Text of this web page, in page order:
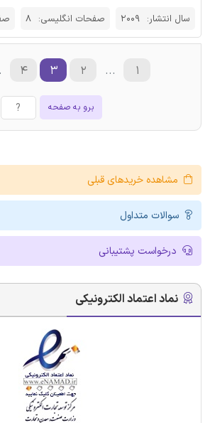
سال انتشار: 2009 صفحات انگلیسی: 8
برو به صفحه
۱ ... ۲ ۳ ۴
مشاهده خریدهای قبلی
سوالات متداول
درخواست پشتیبانی
نماد اعتماد الکترونیکی